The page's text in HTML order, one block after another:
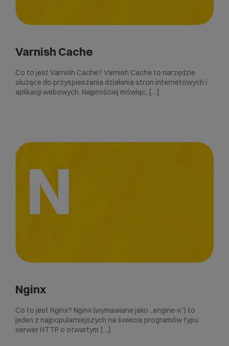
Varnish Cache
Co to jest Varnish Cache? Varnish Cache to narzędzie
służące do przyspieszania działania stron internetowych i
aplikacji webowych. Najprościej mówiąc, […]
N
Nginx
Co to jest Nginx? Nginx (wymawiane jako „engine-x”) to
jeden z najpopularniejszych na świecie programów typu
serwer HTTP o otwartym […]